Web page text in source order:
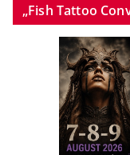
„Fish Tattoo